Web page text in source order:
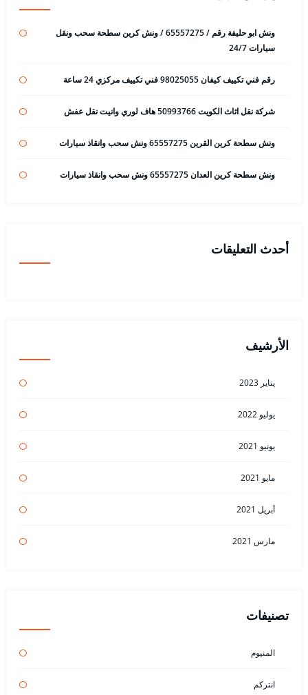
ونش ابو حليفة رقم / 65557275 / ونش كرين سطحة سحب ونقل
سيارات 24/7
رقم فني تكييف كيفان 98025055 فني تكييف مركزي 24 ساعة
شركة نقل اثاث الكويت 50993766 هاف لوري وانيت نقل عفش
ونش سطحة كرين القرين 65557275 ونش سحب وانقاذ سيارات
ونش سطحة كرين العدان 65557275 ونش سحب وانقاذ سيارات
أحدث التعليقات
الأرشيف
يناير 2023
يوليو 2022
يونيو 2021
مايو 2021
أبريل 2021
مارس 2021
تصنيفات
المنيوم
انتركم